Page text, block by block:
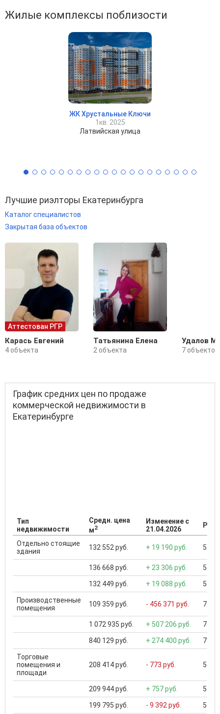
Жилые комплексы поблизости
ЖК Хрустальные Ключи
1кв. 2025
Латвийская улица
Лучшие риэлторы Екатеринбурга
Каталог специалистов
Закрытая база объектов
Аттестован РГР
Карась Евгений
4 объекта
Татьянина Елена
2 объекта
Удалов
7 объектов
График средних цен по продаже
коммерческой недвижимости в
Екатеринбурге
Тип
недвижимости
Средн. цена
м2
Изменение с
21.04.2026
Отдельно стоящие
здания
132 552 руб. + 19 190 руб. 550
136 668 руб. + 23 306 руб. 550
132 449 руб. + 19 088 руб. 550
Производственные
помещения
109 359 руб. - 456 371 руб. 7
1 072 935 руб. + 507 206 руб. 7
840 129 руб. + 274 400 руб. 7
Торговые
помещения и
площади
208 414 руб. - 773 руб. 5
209 944 руб. + 757 руб. 5
199 795 руб. - 9 392 руб. 5